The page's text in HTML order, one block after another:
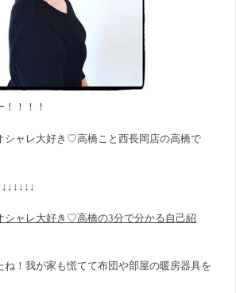
！！！
シャレ大好き♡高橋こと西長岡店の高橋で
ャレ大好き♡高橋の3分で分かる自己紹
ね！我が家も慌てて布団や部屋の暖房器具を